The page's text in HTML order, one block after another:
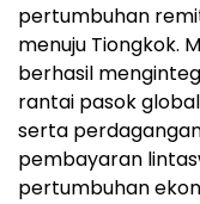
pertumbuhan
menuju Tiongkok.
berhasil
rantai pasok
serta
pembayaran
pertumbuhan